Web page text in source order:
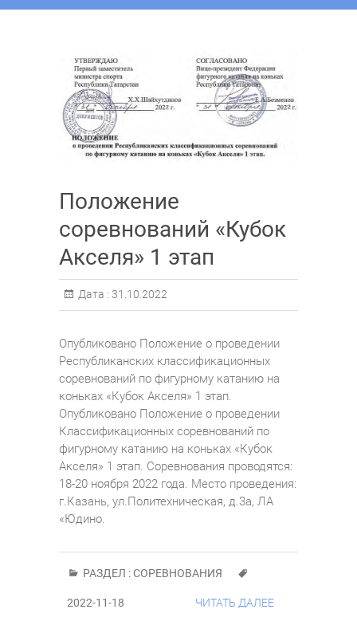
Положение
соревнований «Кубок
Акселя» 1 этап
Дата : 31.10.2022
Опубликовано Положение о проведении
Республиканских классификационных
соревнований по фигурному катанию на
коньках «Кубок Акселя» 1 этап.
Опубликовано Положение о проведении
Классификационных соревнований по
фигурному катанию на коньках «Кубок
Акселя» 1 этап. Соревнования проводятся:
18-20 ноября 2022 года. Место проведения:
г.Казань, ул.Политехническая, д.3а, ЛА
«Юдино.
РАЗДЕЛ :СОРЕВНОВАНИЯ
2022-11-18 ЧИТАТЬ ДАЛЕЕ